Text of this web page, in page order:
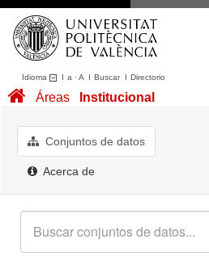
Idioma I a ·A I BuscarI Directorio
Conjuntos de datos
Acerca de
Áreas Institucional
Conjuntos de datos
Acerca de